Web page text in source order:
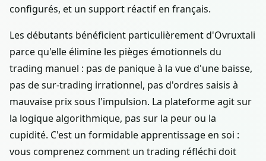
configurés, et un support réactif en français.
Les débutants bénéficient particulièrement d'Ovruxtali
parce qu'elle élimine les pièges émotionnels du
trading manuel : pas de panique à la vue d'une baisse,
pas de sur-trading irrationnel, pas d'ordres saisis à
mauvaise prix sous l'impulsion. La plateforme agit sur
la logique algorithmique, pas sur la peur ou la
cupidité. C'est un formidable apprentissage en soi :
vous comprenez comment un trading réfléchi doit